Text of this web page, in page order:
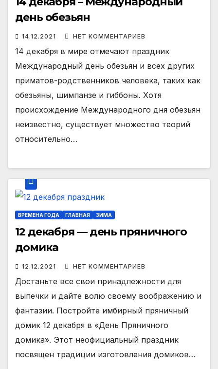
день обезьян
14.12.2021 НЕТ КОММЕНТАРИЕВ
14 декабря в мире отмечают праздник
Международный день обезьян и всех других
приматов-родственников человека, таких как
обезьяны, шимпанзе и гиббоны. Хотя
происхождение Международного дня обезьян
неизвестно, существует множество теорий
относительно…
ВРЕМЕНА ГОДА ГЛАВНАЯ ЗИМА
12 декабря — день пряничного
домика
12.12.2021 НЕТ КОММЕНТАРИЕВ
Достаньте все свои принадлежности для
выпечки и дайте волю своему воображению и
фантазии. Постройте имбирный пряничный
домик 12 декабря в «День Пряничного
домика». Этот неофициальный праздник
посвящен традиции изготовления домиков…